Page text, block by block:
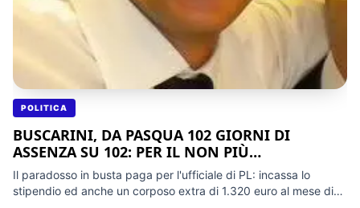
POLITICA
BUSCARINI, DA PASQUA 102 GIORNI DI
ASSENZA SU 102: PER IL NON PIÙ
COMANDANTE STIPENDIO CON BONUS
Il paradosso in busta paga per l'ufficiale di PL: incassa lo
stipendio ed anche un corposo extra di 1.320 euro al mese di